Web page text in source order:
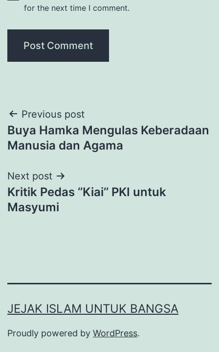
for the next time I comment.
Post
navigation
Previous post
Buya Hamka Mengulas Keberadaan
Manusia dan Agama
Next post
Kritik Pedas ‘’Kiai’’ PKI untuk
Masyumi
JEJAK ISLAM UNTUK BANGSA
Proudly powered by WordPress.